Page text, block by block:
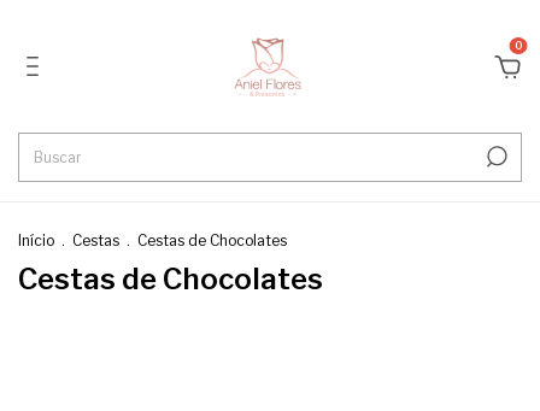
0
Início . Cestas . Cestas de Chocolates
Cestas de Chocolates